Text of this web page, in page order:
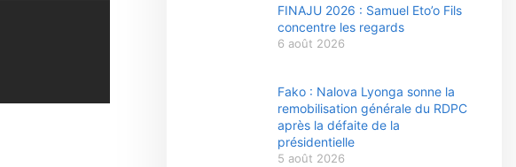
FINAJU 2026 : Samuel Eto’o Fils
concentre les regards
6 août 2026
Fako : Nalova Lyonga sonne la
remobilisation générale du RDPC
après la défaite de la
présidentielle
5 août 2026